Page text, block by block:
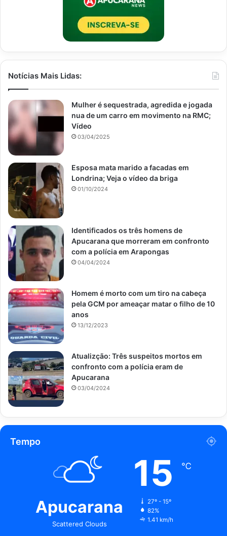
Notícias Mais Lidas:
Mulher é sequestrada, agredida e jogada
nua de um carro em movimento na RMC;
Vídeo
03/04/2025
Esposa mata marido a facadas em
Londrina; Veja o vídeo da briga
01/10/2024
Identificados os três homens de
Apucarana que morreram em confronto
com a polícia em Arapongas
04/04/2024
Homem é morto com um tiro na cabeça
pela GCM por ameaçar matar o filho de 10
anos
13/12/2023
Atualizção: Três suspeitos mortos em
confronto com a polícia eram de
Apucarana
03/04/2024
Tempo
Apucarana
Scattered Clouds
15 ℃
27º - 15º
82%
1.41 km/h